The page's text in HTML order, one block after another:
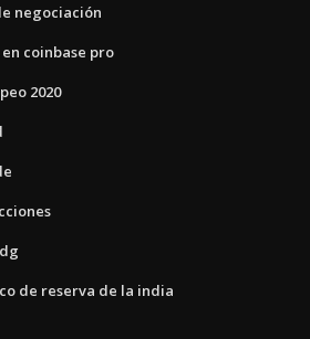
negociación
coinbase pro
2020
de reserva de la india